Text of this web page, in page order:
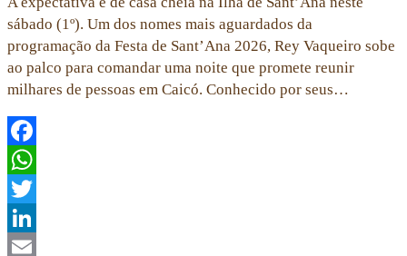
sábado (1º). Um dos nomes mais aguardados da
programação da Festa de Sant’Ana 2026, Rey Vaqueiro sobe
ao palco para comandar uma noite que promete reunir
milhares de pessoas em Caicó. Conhecido por seus…
Facebook
WhatsApp
Twitter
LinkedIn